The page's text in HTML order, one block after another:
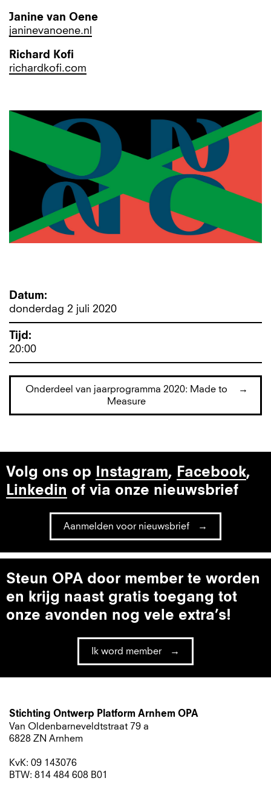
Janine van Oene
janinevanoene.nl
Richard Kofi
richardkofi.com
Datum
donderdag 2 juli 2020
Tijd
20:00
Onderdeel van jaarprogramma 2020: Made to
Measure
Volg ons op Instagram, Facebook,
Linkedin of via onze nieuwsbrief
Aanmelden voor nieuwsbrief
Steun OPA door member te worden
en krijg naast gratis toegang tot
onze avonden nog vele extra’s!
Ik word member
Stichting Ontwerp Platform Arnhem OPA
Van Oldenbarneveldtstraat 79 a
6828 ZN Arnhem
KvK: 09 143076
BTW: 814 484 608 B01